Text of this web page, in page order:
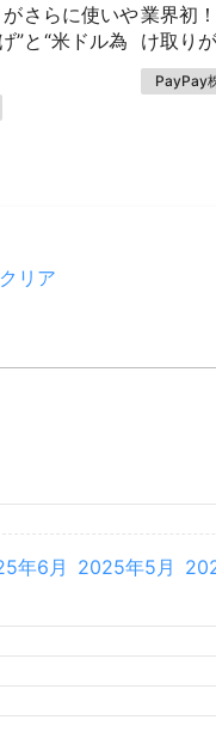
さらに使いや
”と“米ドル為
業界初
け取り
PayPay
リア
年6月 2025年5月
年6月 2024年5月
年6月 2023年5月